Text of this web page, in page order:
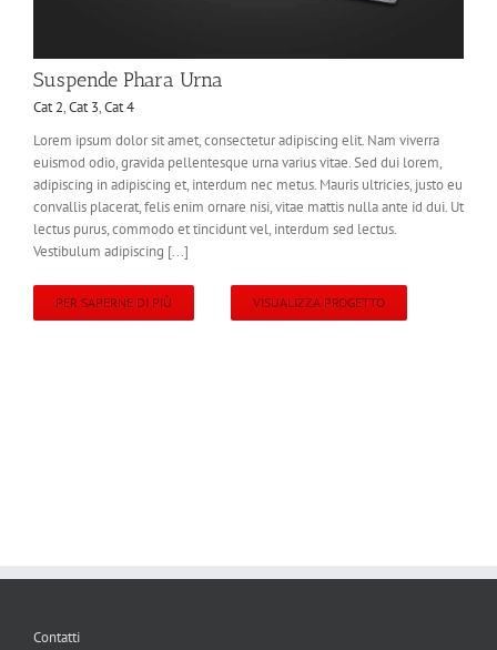
Suspende Phara Urna
Cat 2,Cat 3,Cat 4
Lorem ipsum dolor sit amet, consectetur adipiscing elit. Nam viverra
euismod odio, gravida pellentesque urna varius vitae. Sed dui lorem,
adipiscing in adipiscing et, interdum nec metus. Mauris ultricies, justo eu
convallis placerat, felis enim ornare nisi, vitae mattis nulla ante id dui. Ut
lectus purus, commodo et tincidunt vel, interdum sed lectus.
Vestibulum adipiscing [...]
PER SAPERNE DI PIÙ VISUALIZZA PROGETTO
Contatti